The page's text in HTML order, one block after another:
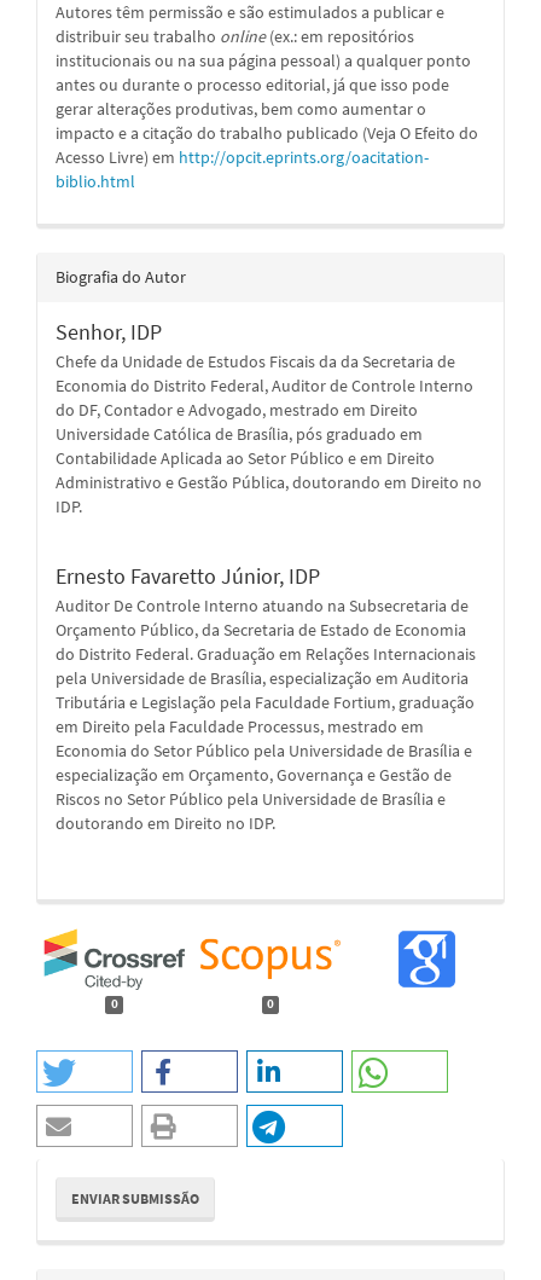
Autores têm permissão e são estimulados a publicar e
distribuir seu trabalho online(ex.: em repositórios
institucionais ou na sua página pessoal) a qualquer ponto
antes ou durante o processo editorial, já que isso pode
gerar alterações produtivas, bem como aumentar o
impacto e a citação do trabalho publicado (Veja O Efeito do
Acesso Livre) em http://opcit.eprints.org/oacitation-
biblio.html
Biografia do Autor
Senhor, IDP
Chefe da Unidade de Estudos Fiscais da da Secretaria de
Economia do Distrito Federal, Auditor de Controle Interno
do DF, Contador e Advogado, mestrado em Direito
Universidade Católica de Brasília, pós graduado em
Contabilidade Aplicada ao Setor Público e em Direito
Administrativo e Gestão Pública, doutorando em Direito no
IDP.
Ernesto Favaretto Júnior, IDP
Auditor De Controle Interno atuando na Subsecretaria de
Orçamento Público, da Secretaria de Estado de Economia
do Distrito Federal. Graduação em Relações Internacionais
pela Universidade de Brasília, especialização em Auditoria
Tributária e Legislação pela Faculdade Fortium, graduação
em Direito pela Faculdade Processus, mestrado em
Economia do Setor Público pela Universidade de Brasília e
especialização em Orçamento, Governança e Gestão de
Riscos no Setor Público pela Universidade de Brasília e
doutorando em Direito no IDP.
0 0
Enviar
Submissão
ENVIAR SUBMISSÃO